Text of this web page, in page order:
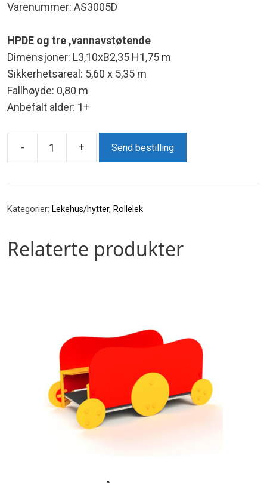
Varenummer: AS3005D
HPDE og tre ,vannavstøtende
Dimensjoner: L3,10xB2,35 H1,75 m
Sikkerhetsareal: 5,60 x 5,35 m
Fallhøyde: 0,80 m
Anbefalt alder: 1+
-
Lekehus
+ Send bestilling
Kategorier: Lekehus/hytter, Rollelek
Relaterte produkter